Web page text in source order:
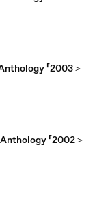
「2003＞
「2002＞